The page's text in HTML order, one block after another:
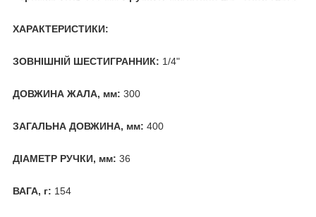
ХАРАКТЕРИСТИКИ:
ЗОВНІШНІЙ ШЕСТИГРАННИК: 1/4"
ДОВЖИНА ЖАЛА, мм: 300
ЗАГАЛЬНА ДОВЖИНА, мм: 400
ДІАМЕТР РУЧКИ, мм: 36
ВАГА, г: 154